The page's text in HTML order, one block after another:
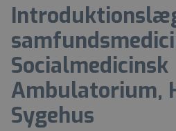
Socialmedicinsk
Ambulatorium,
Sygehus